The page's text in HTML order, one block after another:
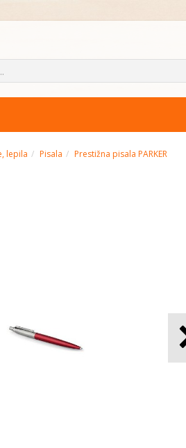
lepila Pisala Prestižna pisala PARKER